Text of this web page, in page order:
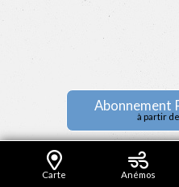
Carte Anémos
Abonnement
à partir